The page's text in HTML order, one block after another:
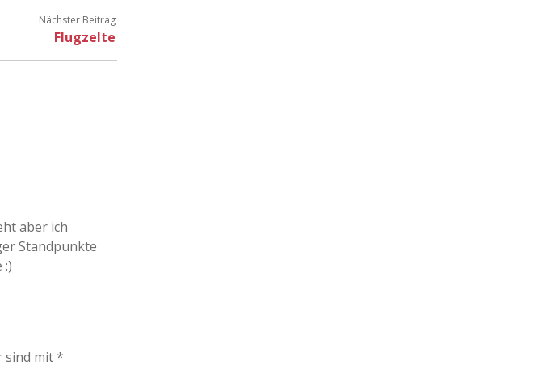
Nächster Beitrag
Flugzelte
aber ich
Standpunkte
:)
sind mit*